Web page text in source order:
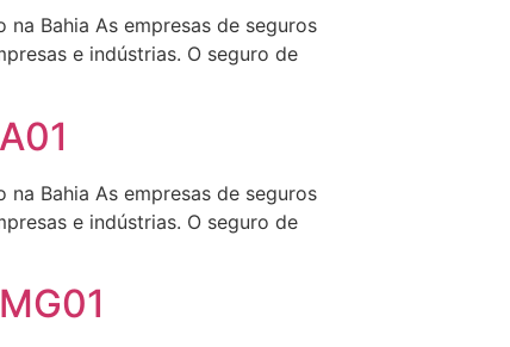
na Bahia As empresas de seguros
e indústrias. O seguro de
na Bahia As empresas de seguros
e indústrias. O seguro de